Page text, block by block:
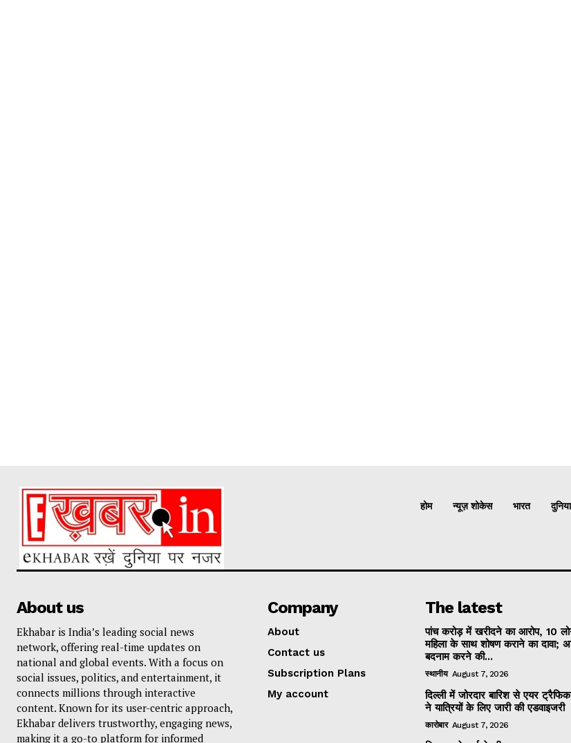
होम न्यूज़ शोकेस भारत दुनिया
About us
Ekhabar is India’s leading social news
network, offering real-time updates on
national and global events. With a focus on
social issues, politics, and entertainment, it
connects millions through interactive
content. Known for its user-centric approach,
Ekhabar delivers trustworthy, engaging news,
making it a go-to platform for informed
Company
About
Contact us
Subscription Plans
My account
The latest
पांच करोड़ में खरीदने का आरोप, 10
महिला के साथ शोषण कराने का दावा;
बदनाम करने की...
स्थानीय August 7, 2026
दिल्ली में जोरदार बारिश से एयर
ने यात्रियों के लिए जारी की एडवाइजरी
कारोबार August 7, 2026